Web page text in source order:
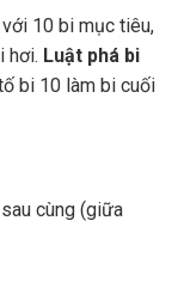
10 bi mục tiêu,
hơi. Luật phá bi
bi 10 làm bi cuối
cùng (giữa